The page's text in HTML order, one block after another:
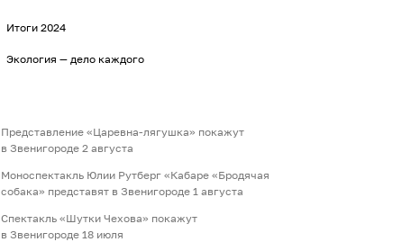
Итоги 2024
Экология — дело каждого
Представление «Царевна-лягушка» покажут
в Звенигороде 2 августа
Моноспектакль Юлии Рутберг «Кабаре «Бродячая
собака» представят в Звенигороде 1 августа
Спектакль «Шутки Чехова» покажут
в Звенигороде 18 июля